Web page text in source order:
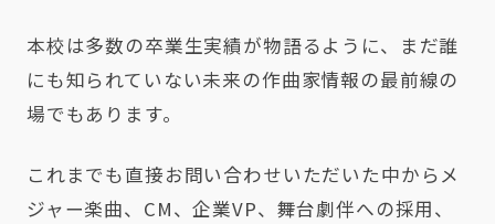
本校は多数の卒業生実績が物語るように、まだ誰
にも知られていない未来の作曲家情報の最前線の
場でもあります。
これまでも直接お問い合わせいただいた中からメ
ジャー楽曲、CM、企業VP、舞台劇伴への採用、